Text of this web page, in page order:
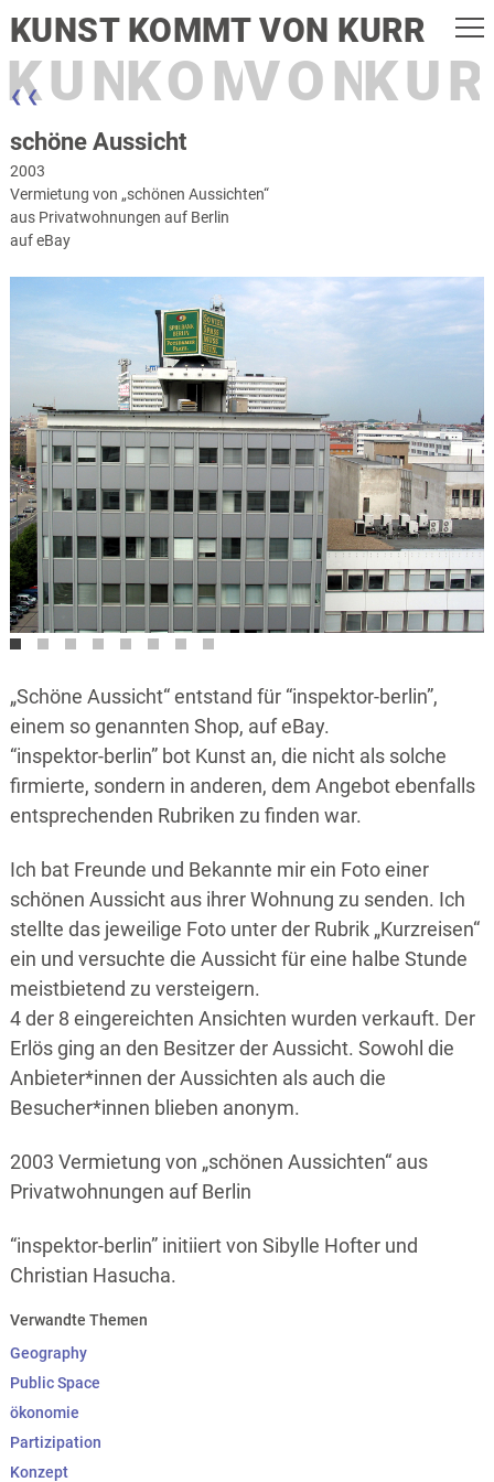
KUNST KOMMT VON KURR
KUNSTKOMMT
VON
❮ ❮
schöne Aussicht
2003
Vermietung von „schönen Aussichten“
aus Privatwohnungen auf Berlin
auf eBay
„Schöne Aussicht“ entstand für “inspektor-berlin”,
einem so genannten Shop, auf eBay.
“inspektor-berlin” bot Kunst an, die nicht als solche
firmierte, sondern in anderen, dem Angebot ebenfalls
entsprechenden Rubriken zu finden war.
Ich bat Freunde und Bekannte mir ein Foto einer
schönen Aussicht aus ihrer Wohnung zu senden. Ich
stellte das jeweilige Foto unter der Rubrik „Kurzreisen“
ein und versuchte die Aussicht für eine halbe Stunde
meistbietend zu versteigern.
4 der 8 eingereichten Ansichten wurden verkauft. Der
Erlös ging an den Besitzer der Aussicht. Sowohl die
Anbieter*innen der Aussichten als auch die
Besucher*innen blieben anonym.
2003 Vermietung von „schönen Aussichten“ aus
Privatwohnungen auf Berlin
“inspektor-berlin” initiiert von Sibylle Hofter und
Christian Hasucha.
Verwandte Themen
Geography
Public Space
ökonomie
Partizipation
Konzept